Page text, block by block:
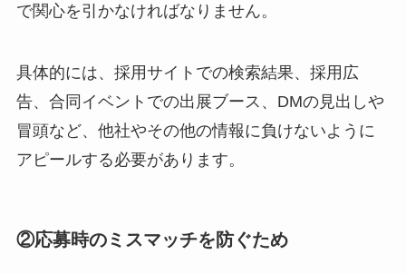
で関心を引かなければなりません。
具体的には、採用サイトでの検索結果、採用広
告、合同イベントでの出展ブース、DMの見出しや
冒頭など、他社やその他の情報に負けないように
アピールする必要があります。
②応募時のミスマッチを防ぐため